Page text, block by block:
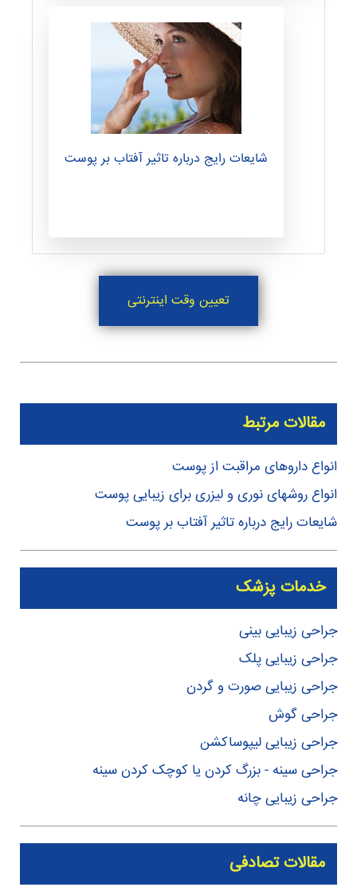
ا
شایعات رایج درباره تاثیر آفتاب بر پوست
تعیین وقت اینترنتی
مقالات مرتبط
انواع داروهای مراقبت از پوست
انواع روشهای نوری و لیزری برای زیبایی پوست
شایعات رایج درباره تاثیر آفتاب بر پوست
خدمات پزشک
جراحی زیبایی بینی
جراحی زیبایی پلک
جراحی زیبایی صورت و گردن
جراحی گوش
جراحی زیبایی لیپوساکشن
جراحی سینه - بزرگ کردن یا کوچک کردن سینه
جراحی زیبایی چانه
مقالات تصادفی